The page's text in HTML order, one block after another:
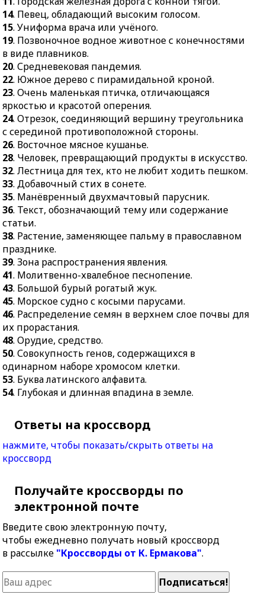
одной из отраслей
растениеводства.
53.Чёрно-синяя
футбольная команда из
Италии.
55.Подпорка,
поддерживающая что-
нибудь.
56.Вихрь в море, озере.
46.Распределение
семян в верхнем слое
почвы для их
48.
Орудие, средство.
50.Совокупность генов,
содержащихся в
одинарном наборе
хромосом клетки.
53.Буква латинского
алфавита.
54.Глубокая и длинная
впадина в земле.
14. Певец, обладающий высоким голосом.
15. Униформа врача или учёного.
19. Позвоночное водное животное с конечностями
в виде плавников.
20. Средневековая пандемия.
22. Южное дерево с пирамидальной кроной.
23. Очень маленькая птичка, отличающаяся
яркостью и красотой оперения.
24. Отрезок, соединяющий вершину треугольника
с серединой противоположной стороны.
26. Восточное мясное кушанье.
28. Человек, превращающий продукты в искусство.
32. Лестница для тех, кто не любит ходить пешком.
33. Добавочный стих в сонете.
35. Манёвренный двухмачтовый парусник.
36. Текст, обозначающий тему или содержание
статьи.
38. Растение, заменяющее пальму в православном
празднике.
39. Зона распространения явления.
41. Молитвенно-хвалебное песнопение.
43. Большой бурый рогатый жук.
45. Морское судно с косыми парусами.
46. Распределение семян в верхнем слое почвы для
их прорастания.
48. Орудие, средство.
50. Совокупность генов, содержащихся в
одинарном наборе хромосом клетки.
53. Буква латинского алфавита.
54. Глубокая и длинная впадина в земле.
Ответы на кроссворд
нажмите, чтобы показать/скрыть ответы на
кроссворд
Получайте кроссворды по
электронной почте
Введите свою электронную почту,
чтобы ежедневно получать новый кроссворд
в рассылке "Кроссворды от К. Ермакова".